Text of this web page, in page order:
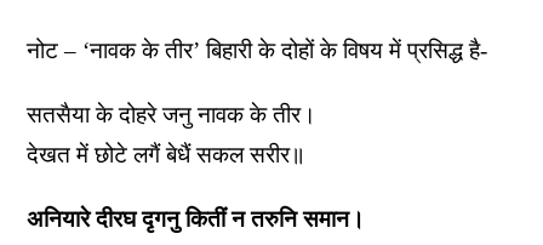
नोट – ‘नावक के तीर’ बिहारी के दोहों के विषय में प्रसिद्ध है-
सतसैया के दोहरे जनु नावक के तीर।
देखत में छोटे लगैं बेधैं सकल सरीर॥
अनियारे दीरघ दृगनु कितीं न तरुनि समान।